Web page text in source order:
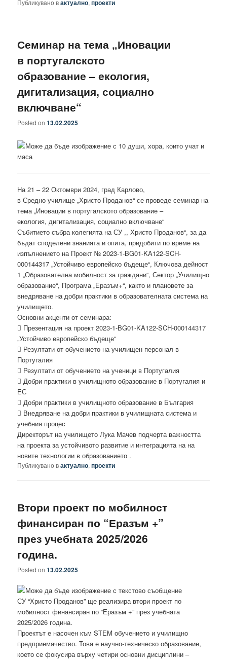
Публикувано вактуално,проекти
Семинар на тема „Иновации
в португалското
образование – екология,
дигитализация, социално
включване“
Posted on13.02.2025
На 21 – 22 Октомври 2024, град Карлово,
в Средно училище „Христо Проданов“ се проведе семинар на
тема „Иновации в португалското образование –
екология, дигитализация, социално включване“
Събитието събра колегията на СУ ,, Христо Проданов“, за да
бъдат споделени знанията и опита, придобити по време на
изпълнението на Проект № 2023-1-BG01-KA122-SCH-
000144317 „Устойчиво европейско бъдеще“, Ключова дейност
1 „Образователна мобилност за граждани“, Сектор „Училищно
образование“, Програма „Еразъм+“, както и плановете за
внедряване на добри практики в образователната система на
училището.
Основни акценти от семинара:
 Презентация на проект 2023-1-BG01-KA122-SCH-000144317
„Устойчиво европейско бъдеще“
 Резултати от обучението на училищен персонал в
Португалия
 Резултати от обучението на ученици в Португалия
 Добри практики в училищното образование в Португалия и
ЕС
 Добри практики в училищното образование в България
 Внедряване на добри практики в училищната система и
учебния процес
Директорът на училището Лука Мачев подчерта важността
на проекта за устойчивото развитие и интеграцията на на
новите технологии в образованието .
Публикувано вактуално,проекти
Втори проект по мобилност
финансиран по “Еразъм +”
през учебната 2025/2026
година.
Posted on13.02.2025
СУ “Христо Проданов” ще реализира втори проект по
мобилност финансиран по “Еразъм +” през учебната
2025/2026 година.
Проектът е насочен към STEM обучението и училищно
предприемачество. Това е научно-техническо образование,
което се фокусира върху четири основни дисциплини –